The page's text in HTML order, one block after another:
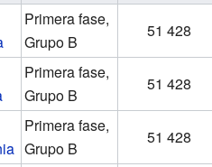
Primera fase,
Grupo B
51 428
Primera fase,
Grupo B
51 428
Primera fase,
Grupo B
51 428